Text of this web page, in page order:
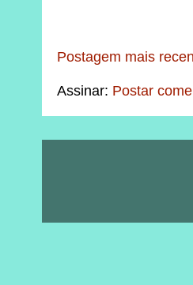
Postagem mais
Assinar: Postar